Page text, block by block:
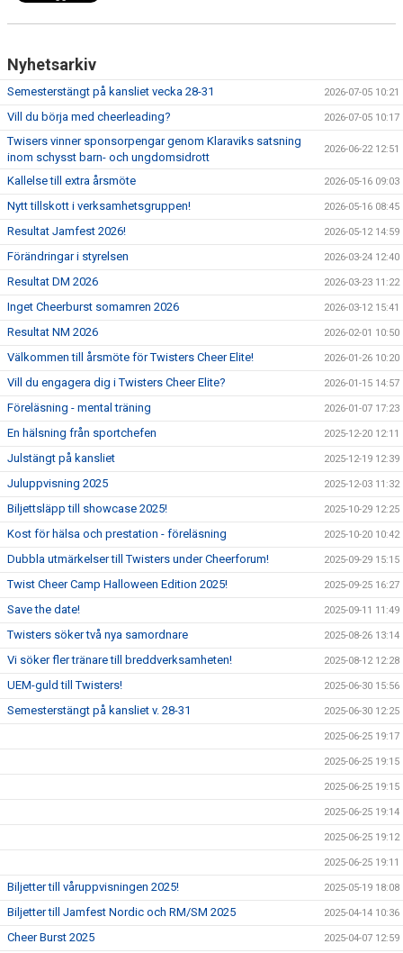
Nyhetsarkiv
Semesterstängt på kansliet vecka 28-31 2026-07-05 10:21
Vill du börja med cheerleading? 2026-07-05 10:17
Twisers vinner sponsorpengar genom Klaraviks satsning
inom schysst barn- och ungdomsidrott
2026-06-22 12:51
Kallelse till extra årsmöte 2026-05-16 09:03
Nytt tillskott i verksamhetsgruppen! 2026-05-16 08:45
Resultat Jamfest 2026! 2026-05-12 14:59
Förändringar i styrelsen 2026-03-24 12:40
Resultat DM 2026 2026-03-23 11:22
Inget Cheerburst somamren 2026 2026-03-12 15:41
Resultat NM 2026 2026-02-01 10:50
Välkommen till årsmöte för Twisters Cheer Elite! 2026-01-26 10:20
Vill du engagera dig i Twisters Cheer Elite? 2026-01-15 14:57
Föreläsning - mental träning 2026-01-07 17:23
En hälsning från sportchefen 2025-12-20 12:11
Julstängt på kansliet 2025-12-19 12:39
Juluppvisning 2025 2025-12-03 11:32
Biljettsläpp till showcase 2025! 2025-10-29 12:25
Kost för hälsa och prestation - föreläsning 2025-10-20 10:42
Dubbla utmärkelser till Twisters under Cheerforum! 2025-09-29 15:15
Twist Cheer Camp Halloween Edition 2025! 2025-09-25 16:27
Save the date! 2025-09-11 11:49
Twisters söker två nya samordnare 2025-08-26 13:14
Vi söker fler tränare till breddverksamheten! 2025-08-12 12:28
UEM-guld till Twisters! 2025-06-30 15:56
Semesterstängt på kansliet v. 28-31 2025-06-30 12:25
2025-06-25 19:17
2025-06-25 19:15
2025-06-25 19:15
2025-06-25 19:14
2025-06-25 19:12
2025-06-25 19:11
Biljetter till våruppvisningen 2025! 2025-05-19 18:08
Biljetter till Jamfest Nordic och RM/SM 2025 2025-04-14 10:36
Cheer Burst 2025 2025-04-07 12:59